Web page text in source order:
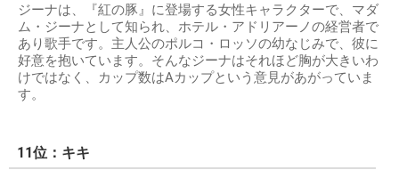
ジーナは、『紅の豚』に登場する女性キャラクターで、マダ
ム・ジーナとして知られ、ホテル・アドリアーノの経営者で
あり歌手です。主人公のポルコ・ロッソの幼なじみで、彼に
好意を抱いています。 そんなジーナはそれほど胸が大きいわ
けではなく、カップ数はAカップという意見があがっていま
す。
11位：キキ